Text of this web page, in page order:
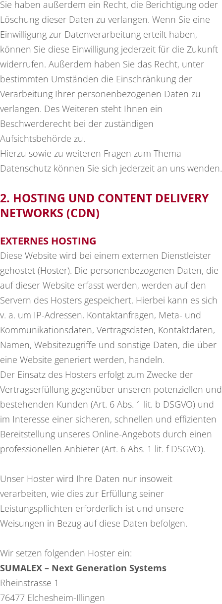
Sie haben außerdem ein Recht, die Berichtigung oder
Löschung dieser Daten zu verlangen. Wenn Sie eine
Einwilligung zur Datenverarbeitung erteilt haben,
können Sie diese Einwilligung jederzeit für die Zukunft
widerrufen. Außerdem haben Sie das Recht, unter
bestimmten Umständen die Einschränkung der
Verarbeitung Ihrer personenbezogenen Daten zu
verlangen. Des Weiteren steht Ihnen ein
Beschwerderecht bei der zuständigen
Aufsichtsbehörde zu.
Hierzu sowie zu weiteren Fragen zum Thema
Datenschutz können Sie sich jederzeit an uns wenden.
2. HOSTING UND CONTENT DELIVERY
NETWORKS (CDN)
EXTERNES HOSTING
Diese Website wird bei einem externen Dienstleister
gehostet (Hoster). Die personenbezogenen Daten, die
auf dieser Website erfasst werden, werden auf den
Servern des Hosters gespeichert. Hierbei kann es sich
v. a. um IP-Adressen, Kontaktanfragen, Meta- und
Kommunikationsdaten, Vertragsdaten, Kontaktdaten,
Namen, Websitezugriffe und sonstige Daten, die über
eine Website generiert werden, handeln.
Der Einsatz des Hosters erfolgt zum Zwecke der
Vertragserfüllung gegenüber unseren potenziellen und
bestehenden Kunden (Art. 6 Abs. 1 lit. b DSGVO) und
im Interesse einer sicheren, schnellen und effizienten
Bereitstellung unseres Online-Angebots durch einen
professionellen Anbieter (Art. 6 Abs. 1 lit. f DSGVO).
Unser Hoster wird Ihre Daten nur insoweit
verarbeiten, wie dies zur Erfüllung seiner
Leistungspflichten erforderlich ist und unsere
Weisungen in Bezug auf diese Daten befolgen.
Wir setzen folgenden Hoster ein:
SUMALEX – Next Generation Systems
Rheinstrasse 1
76477 Elchesheim-Illingen